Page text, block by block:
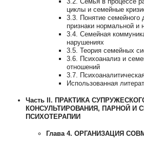
циклы и семейные
3.3. Понятие семейного
признаки нормальной и
3.4. Семейная
нарушениях
3.5. Теория семейных
3.6. Психоанализ и
отношений
3.7.
Использованная
Часть II. ПРАКТИКА
КОНСУЛЬТИРОВАНИЯ, ПАРНОЙ И
ПСИХОТЕРАПИИ
Глава 4. ОРГАНИЗАЦИЯ